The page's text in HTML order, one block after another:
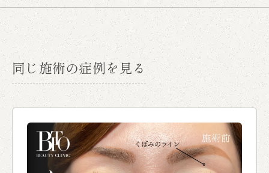
同じ施術の症例を見る